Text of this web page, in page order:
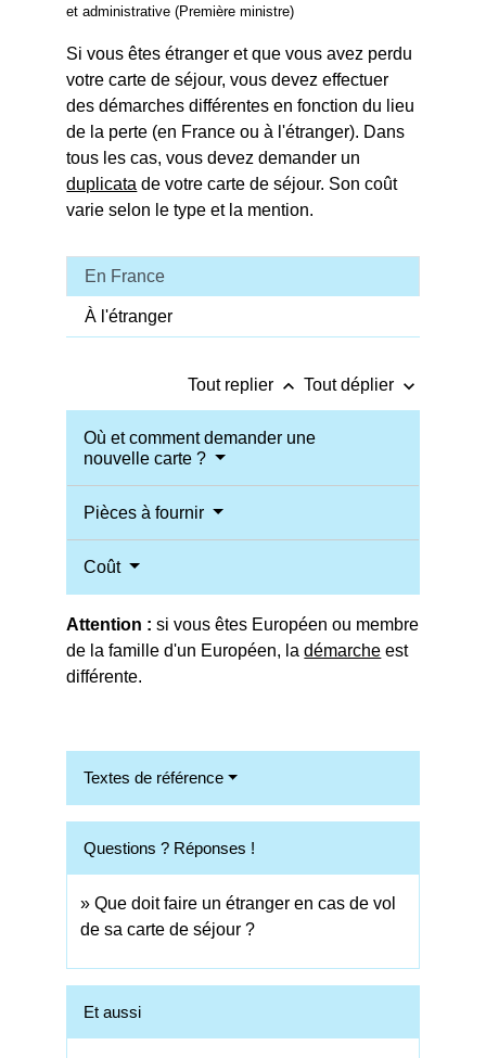
et administrative (Première ministre)
Si vous êtes étranger et que vous avez perdu
votre carte de séjour, vous devez effectuer
des démarches différentes en fonction du lieu
de la perte (en France ou à l'étranger). Dans
tous les cas, vous devez demander un
duplicata de votre carte de séjour. Son coût
varie selon le type et la mention.
En France
À l'étranger
Tout replier keyboard_arrow_up Tout déplier keyboard_arrow_down
Où et comment demander une
nouvelle carte ?
Pièces à fournir
Coût
Attention : si vous êtes Européen ou membre
de la famille d'un Européen, ladémarche est
différente.
Textes de référence
Questions ? Réponses !
Que doit faire un étranger en cas de vol
de sa carte de séjour ?
Et aussi